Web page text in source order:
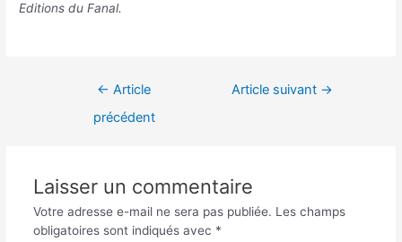
Editions du Fanal.
Navigation← Article
précédent
Article suivant →
Laisser un commentaire
Votre adresse e-mail ne sera pas publiée. Les champs
obligatoires sont indiqués avec *